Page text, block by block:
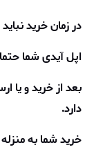
در زمان خرید
اپل آیدی شما
دارد.
خرید شما به